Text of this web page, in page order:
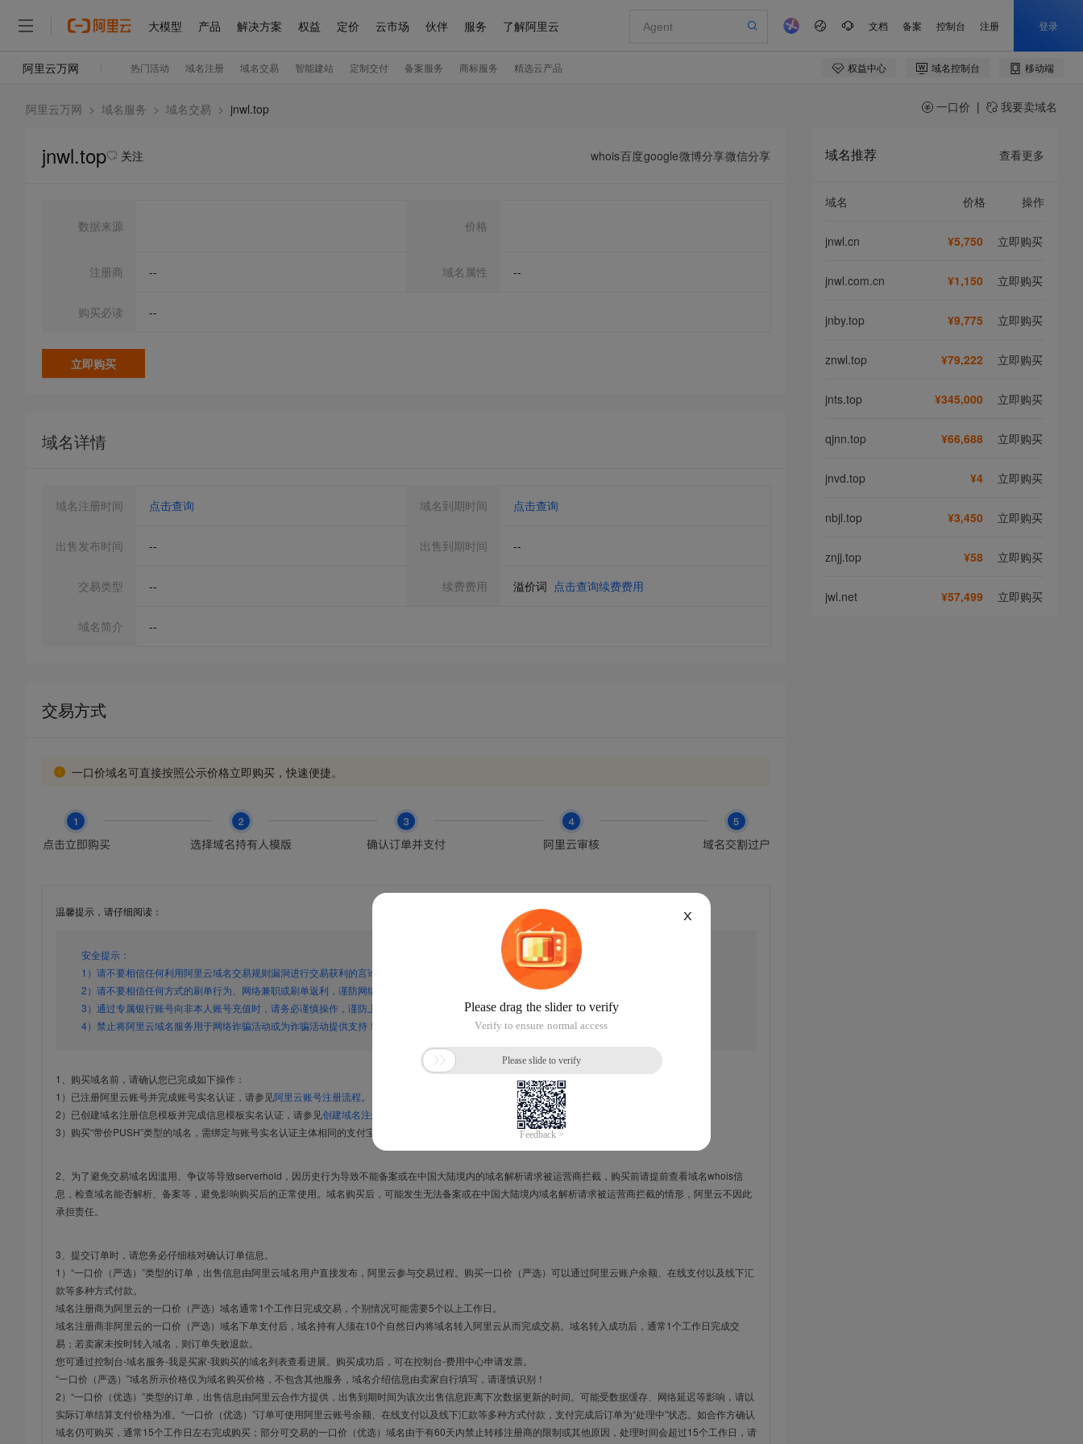
阿里云万网 > 域名服务 > 域名交易 > jnwl.top 一口价 | 我要卖域名
jnwl.top 关注 whois百度google微博分享微信分享
数据来源 价格
注册商 -- 域名属性 --
购买必读 --
立即购买
域名详情
域名注册时间 点击查询 域名到期时间 点击查询
出售发布时间 -- 出售到期时间 --
交易类型 -- 续费费用 溢价词 点击查询续费费用
域名简介 --
交易方式
一口价域名可直接按照公示价格立即购买，快速便捷。
温馨提示，请仔细阅读：
安全提示：
1）请不要相信任何利用阿里云域名交易规则漏洞进行交易获利的言论，谨防上当受骗！
2）请不要相信任何方式的刷单行为、网络兼职或刷单返利，谨防网络诈骗！
3）通过专属银行账号向非本人账号充值时，请务必谨慎操作，谨防上当受骗！
4）禁止将阿里云域名服务用于网络诈骗活动或为诈骗活动提供支持！
1、购买域名前，请确认您已完成如下操作：
1）已注册阿里云账号并完成账号实名认证，请参见阿里云账号注册流程
2）已创建域名注册信息模板并完成信息模板实名认证，请参见创建域名注册信息模板
3）购买“带价PUSH”类型的域名，需绑定与账号实名认证主体相同的支付宝，进入
完成绑定。
2、为了避免交易域名因滥用、争议等导致serverhold，因历史行为导致不能备案或在中国大陆境内的域名解析请求被运营商拦截，购买前请提前查看域名whois信
息，检查域名能否解析、备案等，避免影响购买后的正常使用。域名购买后，可能发生无法备案或在中国大陆境内域名解析请求被运营商拦截的情形，阿里云不因此
承担责任。
3、提交订单时，请您务必仔细核对确认订单信息。
1）“一口价（严选）”类型的订单，出售信息由阿里云域名用户直接发布，阿里云参与交易过程。购买一口价（严选）可以通过阿里云账户余额、在线支付以及线下汇
款等多种方式付款。
域名注册商为阿里云的一口价（严选）域名通常1个工作日完成交易，个别情况可能需要5个以上工作日。
域名注册商非阿里云的一口价（严选）域名下单支付后，域名持有人须在10个自然日内将域名转入阿里云从而完成交易。域名转入成功后，通常1个工作日完成交
易；若卖家未按时转入域名，则订单失败退款。
您可通过控制台-域名服务-我是买家-我购买的域名列表查看进展。购买成功后，可在控制台-费用中心申请发票。
“一口价（严选）”域名所示价格仅为域名购买价格，不包含其他服务，域名介绍信息由卖家自行填写，请谨慎识别！
2）“一口价（优选）”类型的订单，出售信息由阿里云合作方提供，出售到期时间为该次出售信息距离下次数据更新的时间。可能受数据缓存、网络延迟等影响，请以
实际订单结算支付价格为准。“一口价（优选）”订单可使用阿里云账号余额、在线支付以及线下汇款等多种方式付款，支付完成后订单为“处理中”状态。如合作方确认
域名仍可购买，通常15个工作日左右完成购买；部分可交易的一口价（优选）域名由于有60天内禁止转移注册商的限制或其他原因，处理时间会超过15个工作日，请
域名推荐 查看更多
域名 价格 操作
jnwl.cn ¥5,750 立即购买
jnwl.com.cn ¥1,150 立即购买
jnby.top ¥9,775 立即购买
znwl.top ¥79,222 立即购买
jnts.top ¥345,000 立即购买
qjnn.top ¥66,688 立即购买
jnvd.top ¥4 立即购买
nbjl.top ¥3,450 立即购买
znjj.top ¥58 立即购买
jwl.net ¥57,499 立即购买
X